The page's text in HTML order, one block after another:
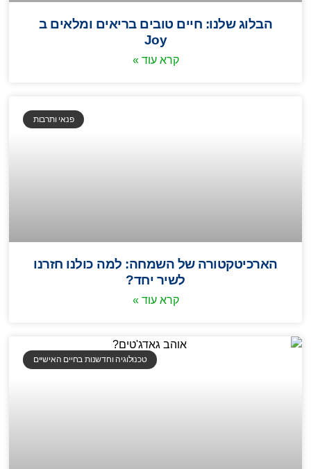
הבלוג שלנו: חיים טובים בריאים ומלאים ב
Joy
קרא עוד »
פנאי ותרבות
הארכיטקטורה של השמחה: למה כולנו חזרנו
לשיר יחד?
קרא עוד »
טכנולוגיה וחדשנות בחיים האישיים